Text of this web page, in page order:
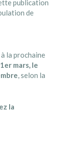
publication
de
la prochaine
1er mars, le
, selon la
la